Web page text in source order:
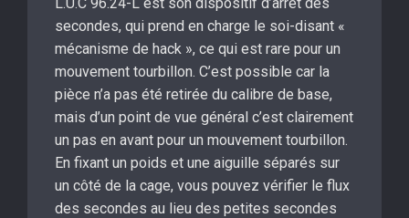
secondes, qui prend en charge le soi-disant «
mécanisme de hack », ce qui est rare pour un
mouvement tourbillon. C’est possible car la
pièce n’a pas été retirée du calibre de base,
mais d’un point de vue général c’est clairement
un pas en avant pour un mouvement tourbillon.
En fixant un poids et une aiguille séparés sur
un côté de la cage, vous pouvez vérifier le flux
des secondes au lieu des petites secondes